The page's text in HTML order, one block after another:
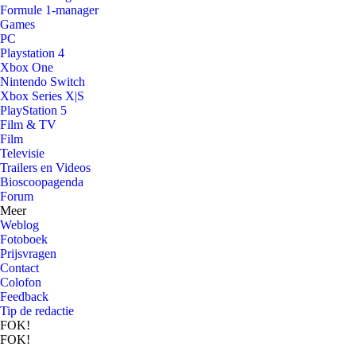
Formule 1-manager
Games
PC
Playstation 4
Xbox One
Nintendo Switch
Xbox Series X|S
PlayStation 5
Film & TV
Film
Televisie
Trailers en Videos
Bioscoopagenda
Forum
Meer
Weblog
Fotoboek
Prijsvragen
Contact
Colofon
Feedback
Tip de redactie
FOK!
FOK!